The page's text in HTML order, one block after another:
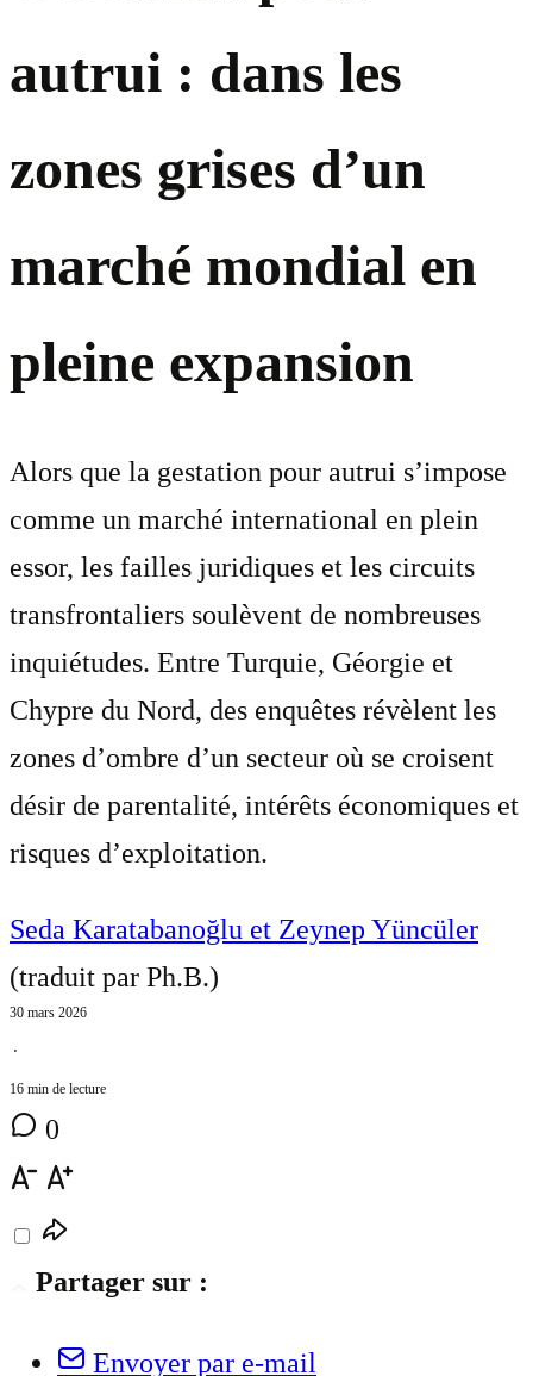
autrui : dans les
zones grises d’un
marché mondial en
pleine expansion
Alors que la gestation pour autrui s’impose
comme un marché international en plein
essor, les failles juridiques et les circuits
transfrontaliers soulèvent de nombreuses
inquiétudes. Entre Turquie, Géorgie et
Chypre du Nord, des enquêtes révèlent les
zones d’ombre d’un secteur où se croisent
désir de parentalité, intérêts économiques et
risques d’exploitation.
Seda Karatabanoğlu et Zeynep Yüncüler
(traduit par Ph.B.)
30 mars 2026
⋅
16 min de lecture
0
Partager sur :
Envoyer par e-mail